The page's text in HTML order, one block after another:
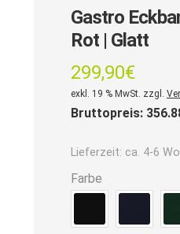
Gastro
Rot | Glatt
299,90€
exkl. 19 % MwSt. zzgl.
Bruttopreis:
Lieferzeit: ca. 4-6
Farbe